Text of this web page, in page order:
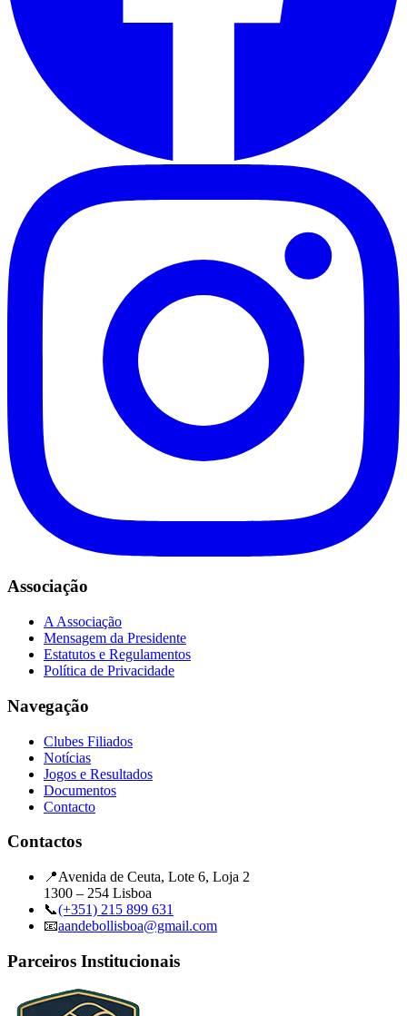
Associação
A Associação
Mensagem da Presidente
Estatutos e Regulamentos
Política de Privacidade
Navegação
Clubes Filiados
Notícias
Jogos e Resultados
Documentos
Contacto
Contactos
📍Avenida de Ceuta, Lote 6, Loja 2
1300 – 254 Lisboa
📞(+351) 215 899 631
📧aandebollisboa@gmail.com
Parceiros Institucionais